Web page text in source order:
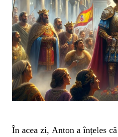
În acea zi, Anton a înțeles